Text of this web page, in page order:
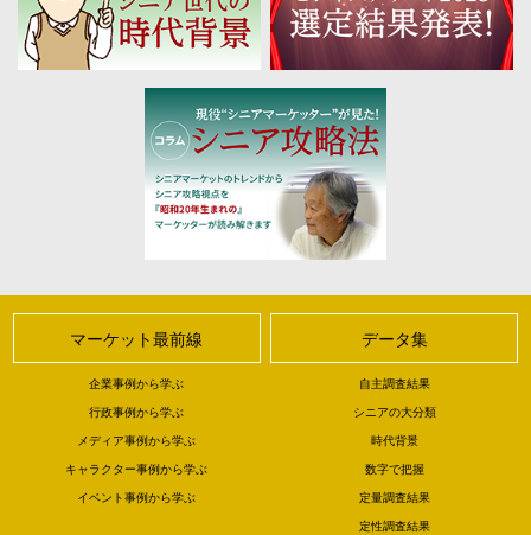
マーケット最前線
企業事例から学ぶ
行政事例から学ぶ
メディア事例から学ぶ
キャラクター事例から学ぶ
イベント事例から学ぶ
データ集
自主調査結果
シニアの大分類
時代背景
数字で把握
定量調査結果
定性調査結果